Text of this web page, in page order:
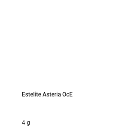
Estelite Asteria OcE
4 g